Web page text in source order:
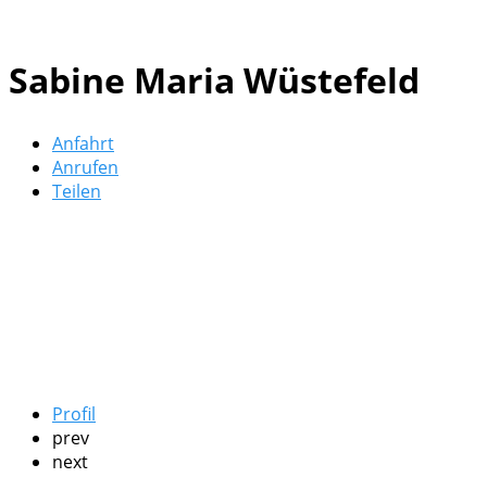
Sabine Maria Wüstefeld
Anfahrt
Anrufen
Teilen
Profil
prev
next